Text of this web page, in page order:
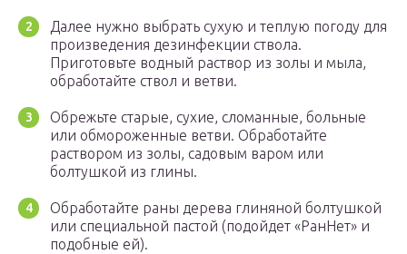
Далее нужно выбрать сухую и теплую погоду для
произведения дезинфекции ствола.
Приготовьте водный раствор из золы и мыла,
обработайте ствол и ветви.
Обрежьте старые, сухие, сломанные, больные
или обмороженные ветви. Обработайте
раствором из золы, садовым варом или
болтушкой из глины.
Обработайте раны дерева глиняной болтушкой
или специальной пастой (подойдет «РанНет» и
подобные ей).